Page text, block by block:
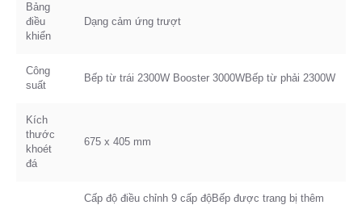
Bảng
điều
khiển
Dạng cảm ứng trượt
Công
suất
Bếp từ trái 2300W Booster 3000WBếp từ phải 2300W
Kích
thước
khoét
đá
675 x 405 mm
Cấp độ điều chỉnh 9 cấp độBếp được trang bị thêm